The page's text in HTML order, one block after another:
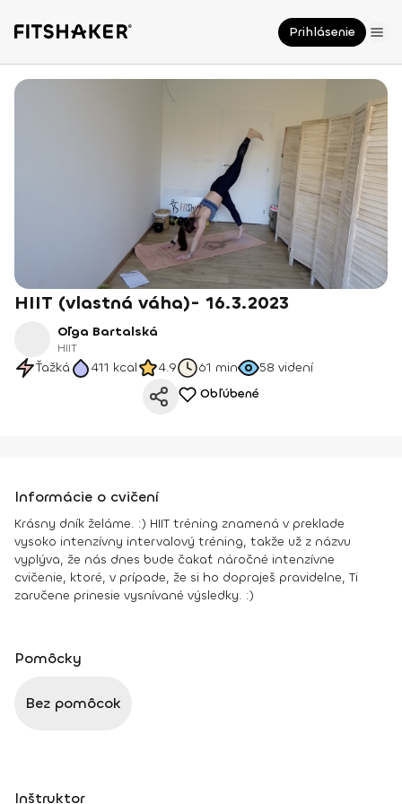
Prihlásenie
HIIT (vlastná váha)- 16.3.2023
Oľga Bartalská
HIIT
Ťažká 411 kcal 4.9 61 min 58 videní
Obľúbené
Informácie o cvičení
Krásny dník želáme. :) HIIT tréning znamená v preklade
vysoko intenzívny intervalový tréning, takže už z názvu
vyplýva, že nás dnes bude čakať náročné intenzívne
cvičenie, ktoré, v prípade, že si ho dopraješ pravidelne, Ti
zaručene prinesie vysnívané výsledky. :)
Pomôcky
Bez pomôcok
Inštruktor